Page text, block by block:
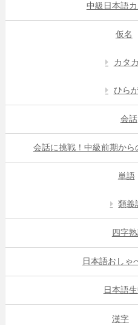
中級日本語
仮名
カタ
ひら
会話
会話に挑戦！中級前期から
単語
類義
四字
日本語おしゃ
日本語
漢字